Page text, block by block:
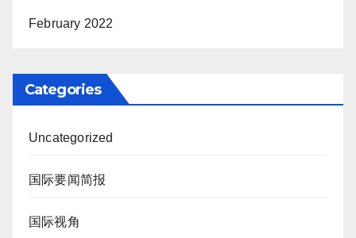
February 2022
Categories
Uncategorized
国际要闻简报
国际视角